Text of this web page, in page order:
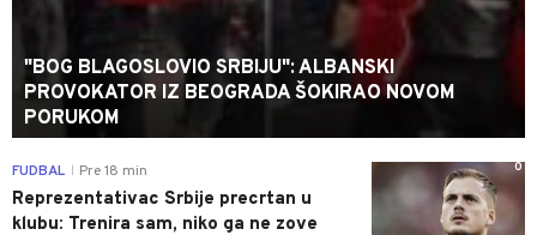
"BOG BLAGOSLOVIO SRBIJU": ALBANSKI
PROVOKATOR IZ BEOGRADA ŠOKIRAO NOVOM
PORUKOM
0
FUDBAL Pre 18 min
Reprezentativac Srbije precrtan u
klubu: Trenira sam, niko ga ne zove